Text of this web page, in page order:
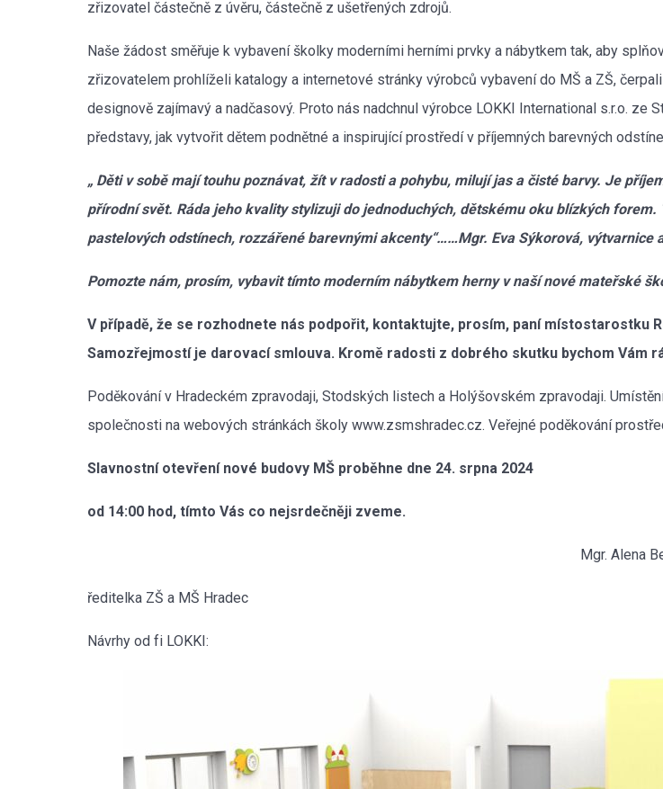
zřizovatel částečně z úvěru, částečně z ušetřených zdrojů.
Naše žádost směřuje k vybavení školky moderními herními prvky a nábytkem tak, aby
zřizovatelem prohlíželi katalogy a internetové stránky výrobců vybavení do MŠ a ZŠ,
designově zajímavý a nadčasový. Proto nás nadchnul výrobce LOKKI International s.r.o. ze
představy, jak vytvořit dětem podnětné a inspirující prostředí v příjemných barevných
„ Děti v sobě mají touhu poznávat, žít v radosti a pohybu, milují jas a čisté barvy. Je
přírodní svět. Ráda jeho kvality stylizuji do jednoduchých, dětskému oku blízkých
pastelových odstínech, rozzářené barevnými akcenty“……Mgr. Eva Sýkorová, výtvarnice
Pomozte nám, prosím, vybavit tímto moderním nábytkem herny v naší nové mateřské
V případě, že se rozhodnete nás podpořit, kontaktujte, prosím, paní místostarostku
Samozřejmostí je darovací smlouva. Kromě radosti z dobrého skutku bychom Vám
Poděkování v Hradeckém zpravodaji, Stodských listech a Holýšovském zpravodaji.
společnosti na webových stránkách školy www.zsmshradec.cz. Veřejné poděkování
Slavnostní otevření nové budovy MŠ proběhne dne 24. srpna 2024
od 14:00 hod, tímto Vás co nejsrdečněji zveme.
Mgr. Alena Ben
ředitelka ZŠ a MŠ Hradec
Návrhy od fi LOKKI: